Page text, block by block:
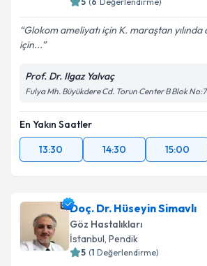
Glokom ameliyatı için K. maraştan yılında
için...
Prof. Dr. Ilgaz Yalvaç
Fulya Mh. Büyükdere Cd. Torun Center B Blok
En Yakın Saatler
13:30
14:30 15:00
Doç. Dr. Hüseyin Simavlı
Göz Hastalıkları
İstanbul, Pendik
5 (1 Değerlendirme)